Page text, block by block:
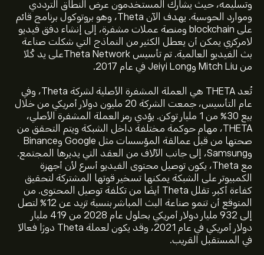
وتسليمه، حيث يشارك المستخدمون عرض النطاق الترددي
وموارد الحوسبة. يهدف الآن Theta، وهو بروتوكول برنامج قائم
على blockchain ومنصة عملات مشفرة، إلى إنشاء دفق فيديو
لامركزي يمكن أن يعطل الكثير من النماذج التي شكلت صناعة
بث الفيديو العالمية. تم تأسيس Theta Networkعلى يد كُلًا
من Mitch Liu وJeiyi Long في عام 2017.
تُعد THETA هي العملة المشفرة الأصلية لشركة Theta، وفي
عام التأسيس، جمعت الشركة 20 مليون دولار أمريكي من خلال
بيع 30٪ من 1 مليار توكن. يؤدي رمز العملة المشفرة الأصلي،
THETA، مهام حوكمة مختلفة داخل الشبكة ويتم التحقق من
صحتها من قبل عمالقة المؤسسات مثل Google وBinance
وSamsung، إلى جانب الآلاف من العقد التي يديرها المجتمع.
مع Theta، يكون توصيل محتوى الفيديو أسرع لأن أجهزة
الكمبيوتر على الشبكة يمكنها تسخير قوتها المشتركة لتحقيق
كفاءة أكبر. تقلل Theta أيضًا من تكلفة توصيل المحتوى. من
المتوقع أن تنمو صناعة البث المباشر بنسبة تزيد عن 12٪ لتصل
إلى 932 مليار دولار أمريكي بحلول عام 2028 من 419 مليار
دولار أمريكي في عام 2021، وقد يكون لعملة Theta دورًا فعالًا
في المستقبل القريب.
السعر الحالي لـ THETA هو 0.133‎$‎ دولار
القيمة السوقية لـ Theta هي 133.6M‎$‎ دولار
أعلى سعر على الإطلاق لـ Theta هو 7.751‎$‎ دولار